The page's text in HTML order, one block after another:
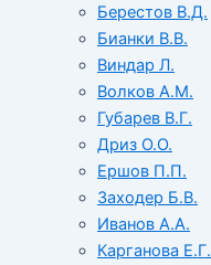
Берестов В.Д.
Бианки В.В.
Виндар Л.
Волков А.М.
Губарев В.Г.
Дриз О.О.
Ершов П.П.
Заходер Б.В.
Иванов А.А.
Карганова Е.Г.